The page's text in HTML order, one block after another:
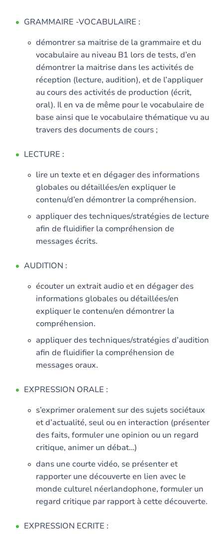
GRAMMAIRE -VOCABULAIRE :
démontrer sa maitrise de la grammaire et du
vocabulaire au niveau B1 lors de tests, d’en
démontrer la maitrise dans les activités de
réception (lecture, audition), et de l’appliquer
au cours des activités de production (écrit,
oral). Il en va de même pour le vocabulaire de
base ainsi que le vocabulaire thématique vu au
travers des documents de cours ;
LECTURE :
lire un texte et en dégager des informations
globales ou détaillées/en expliquer le
contenu/d’en démontrer la compréhension.
appliquer des techniques/stratégies de lecture
afin de fluidifier la compréhension de
messages écrits.
AUDITION :
écouter un extrait audio et en dégager des
informations globales ou détaillées/en
expliquer le contenu/en démontrer la
compréhension.
appliquer des techniques/stratégies d’audition
afin de fluidifier la compréhension de
messages oraux.
EXPRESSION ORALE :
s’exprimer oralement sur des sujets sociétaux
et d’actualité, seul ou en interaction (présenter
des faits, formuler une opinion ou un regard
critique, animer un débat…)
dans une courte vidéo, se présenter et
rapporter une découverte en lien avec le
monde culturel néerlandophone, formuler un
regard critique par rapport à cette découverte.
EXPRESSION ECRITE :